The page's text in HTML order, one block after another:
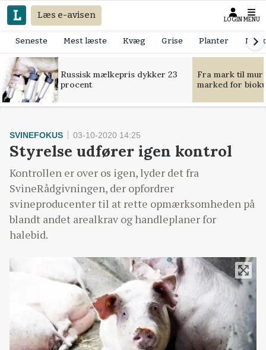
Læs e-avisen LOGIN MENU
Seneste Mest læste Kvæg Grise Planter
Russisk mælkepris dykker 23
procent
Fra mark til
marked for
SVINEFOKUS 03-10-2020 14:25
Styrelse udfører igen kontrol
Kontrollen er over os igen, lyder det fra
SvineRådgivningen, der opfordrer
svineproducenter til at rette opmærksomheden på
blandt andet arealkrav og handleplaner for
halebid.